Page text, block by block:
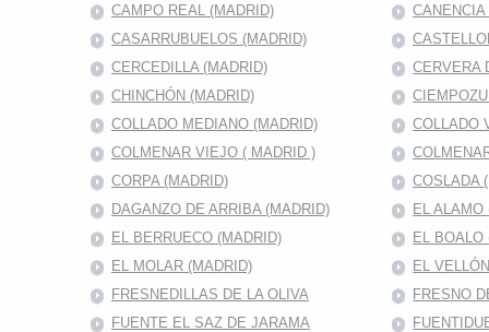
CAMPO REAL (MADRID)
CASARRUBUELOS (MADRID)
CERCEDILLA (MADRID)
CERVERA
CHINCHÓN (MADRID)
COLLADO MEDIANO (MADRID)
COLLADO
COLMENAR VIEJO ( MADRID )
CORPA (MADRID)
COSLADA
DAGANZO DE ARRIBA (MADRID)
EL ALAMO
EL BERRUECO (MADRID)
EL BOALO
EL MOLAR (MADRID)
EL
FRESNEDILLAS DE LA OLIVA
FRESNO
FUENTE EL SAZ DE JARAMA